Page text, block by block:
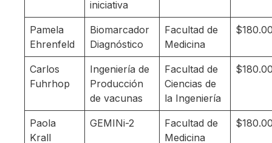
iniciativa
Pamela
Ehrenfeld
Biomarcador
Diagnóstico
Facultad de
Medicina
Carlos
Fuhrhop
Ingeniería de
Producción
de vacunas
Facultad de
Ciencias de
la Ingeniería
Paola
Krall
GEMINi-2
Facultad de
Medicina